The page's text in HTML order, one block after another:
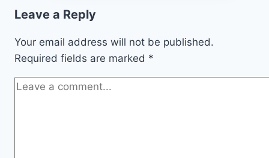
Leave a Reply
Your email address will not be published.
Required fields are marked *